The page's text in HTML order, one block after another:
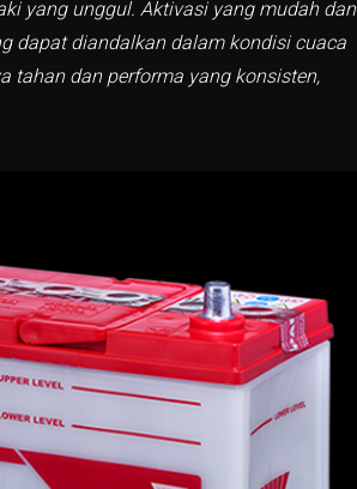
yang unggul. Aktivasi yang mudah dan
dapat diandalkan dalam kondisi cuaca
tahan dan performa yang konsisten,